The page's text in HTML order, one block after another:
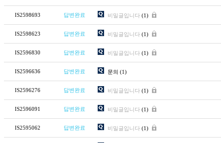
IS2598693 답변완료 비밀글입니다 (1)
IS2598623 답변완료 비밀글입니다 (1)
IS2596830 답변완료 비밀글입니다 (1)
IS2596636 답변완료 문의 (1)
IS2596276 답변완료 비밀글입니다 (1)
IS2596091 답변완료 비밀글입니다 (1)
IS2595062 답변완료 비밀글입니다 (1)